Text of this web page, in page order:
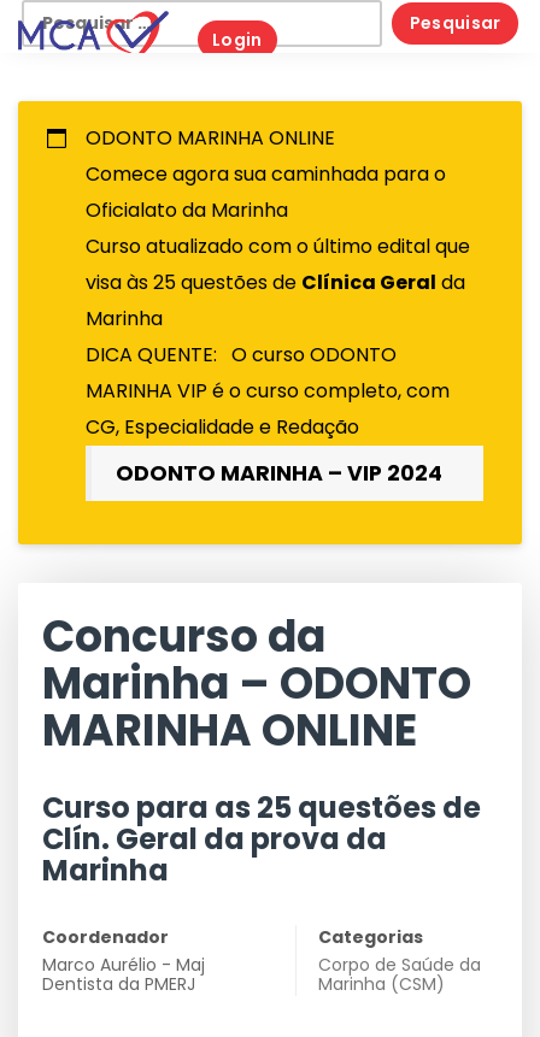
Skip
to
Login
Pesquisar
por:
ODONTO MARINHA ONLINE
Comece agora sua caminhada para o
Oficialato da Marinha
Curso atualizado com o último edital que
visa às 25 questões de Clínica Geral da
Marinha
DICA QUENTE: O curso ODONTO
MARINHA VIP é o curso completo, com
CG, Especialidade e Redação
ODONTO MARINHA – VIP 2024
Concurso da
Marinha – ODONTO
MARINHA ONLINE
Curso para as 25 questões de
Clín. Geral da prova da
Marinha
Coordenador
Marco Aurélio - Maj
Dentista da PMERJ
Categorias
Corpo de Saúde da
Marinha (CSM)